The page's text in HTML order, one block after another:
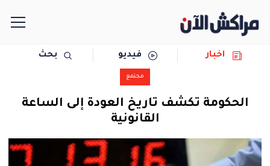
رياضة
اخبار فيديو بحث
مجتمع
الحكومة تكشف تاريخ العودة إلى الساعة
القانونية